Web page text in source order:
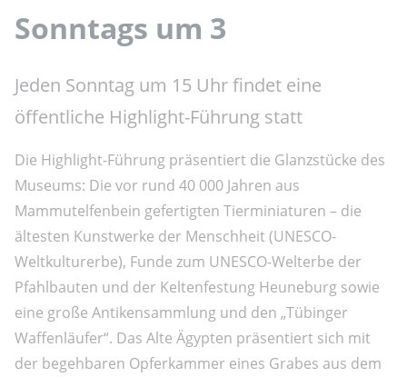
Sonntags um 3
Jeden Sonntag um 15 Uhr findet eine
öffentliche Highlight-Führung statt
Die Highlight-Führung präsentiert die Glanzstücke des
Museums: Die vor rund 40 000 Jahren aus
Mammutelfenbein gefertigten Tierminiaturen – die
ältesten Kunstwerke der Menschheit (UNESCO-
Weltkulturerbe), Funde zum UNESCO-Welterbe der
Pfahlbauten und der Keltenfestung Heuneburg sowie
eine große Antikensammlung und den „Tübinger
Waffenläufer“. Das Alte Ägypten präsentiert sich mit
der begehbaren Opferkammer eines Grabes aus dem